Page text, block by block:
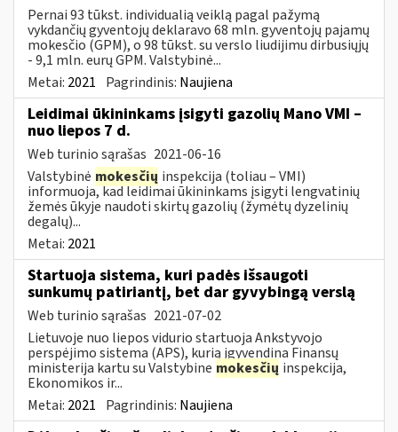
Pernai 93 tūkst. individualią veiklą pagal pažymą
vykdančių gyventojų deklaravo 68 mln. gyventojų pajamų
mokesčio (GPM), o 98 tūkst. su verslo liudijimu dirbusiųjų
- 9,1 mln. eurų GPM. Valstybinė...
Metai: 2021 Pagrindinis: Naujiena
Leidimai ūkininkams įsigyti gazolių Mano VMI –
nuo liepos 7 d.
Web turinio sąrašas 2021-06-16
Valstybinė mokesčių inspekcija (toliau – VMI)
informuoja, kad leidimai ūkininkams įsigyti lengvatinių
žemės ūkyje naudoti skirtų gazolių (žymėtų dyzelinių
degalų)...
Metai: 2021
Startuoja sistema, kuri padės išsaugoti
sunkumų patiriantį, bet dar gyvybingą verslą
Web turinio sąrašas 2021-07-02
Lietuvoje nuo liepos vidurio startuoja Ankstyvojo
perspėjimo sistema (APS), kurią įgyvendina Finansų
ministerija kartu su Valstybine mokesčių inspekcija,
Ekonomikos ir...
Metai: 2021 Pagrindinis: Naujiena